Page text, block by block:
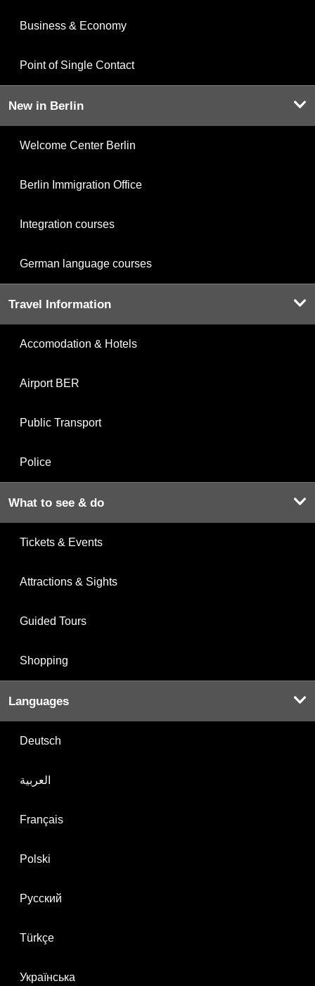
Business & Economy
Point of Single Contact
New in Berlin
Welcome Center Berlin
Berlin Immigration Office
Integration courses
German language courses
Travel Information
Accomodation & Hotels
Airport BER
Public Transport
Police
What to see & do
Tickets & Events
Attractions & Sights
Guided Tours
Shopping
Languages
Deutsch
العربية
Français
Polski
Русский
Türkçe
Українська